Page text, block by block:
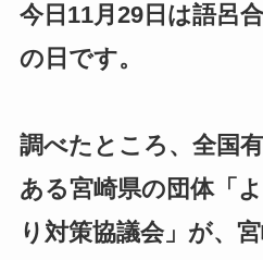
今日11月29日は語呂
の日です。
調べたところ、全国
ある宮崎県の団体「
り対策協議会」が、